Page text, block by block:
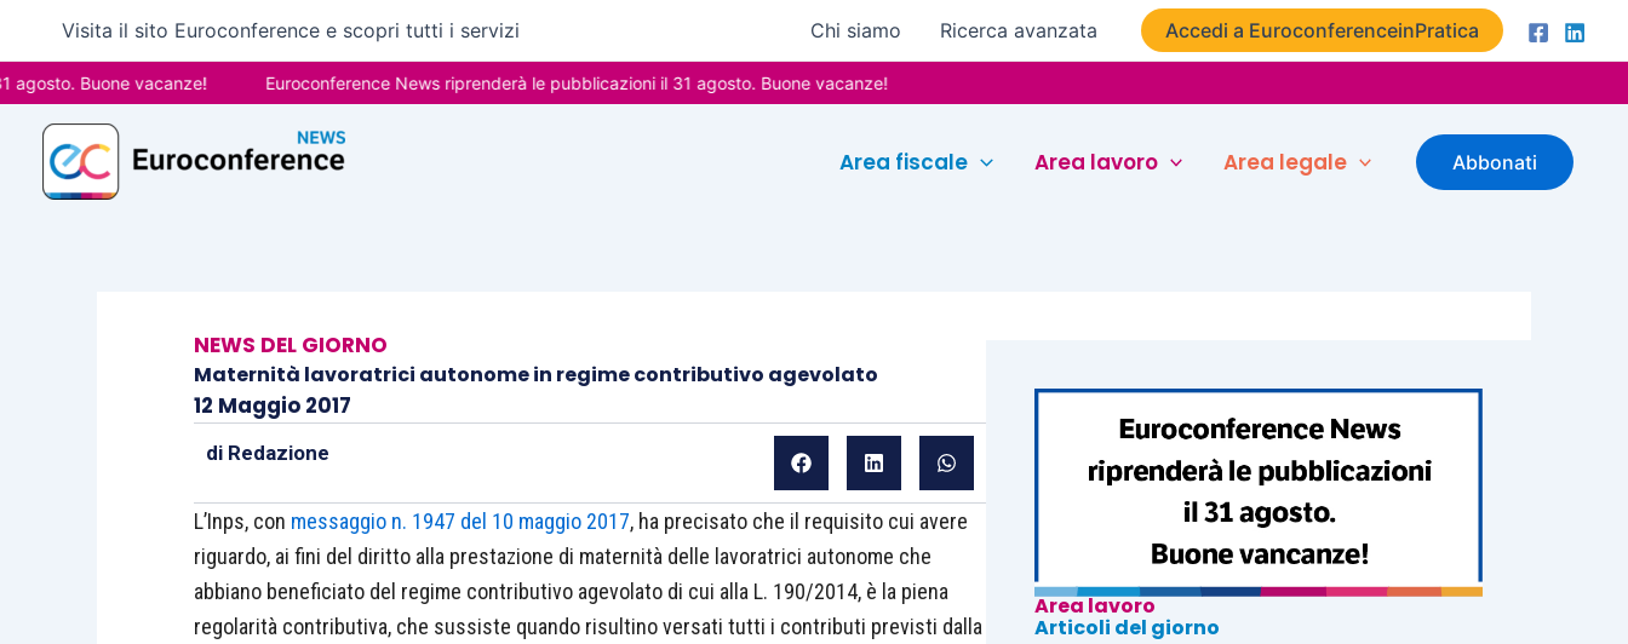
contenuto
Visita il sito Euroconference e scopri tutti i servizi Chi siamo Ricerca avanzata Accedi a EuroconferenceinPratica
Buone vacanze! Euroconference News riprenderà le pubblicazioni il 31 agosto. Buone vacanze!
Area fiscale Area lavoro Area legale Abbonati
NEWS DEL GIORNO
Maternità lavoratrici autonome in regime contributivo agevolato
12 Maggio 2017
di Redazione
L’Inps, con messaggio n. 1947 del 10 maggio 2017, ha precisato che il requisito cui avere
riguardo, ai fini del diritto alla prestazione di maternità delle lavoratrici autonome che
abbiano beneficiato del regime contributivo agevolato di cui alla L. 190/2014, è la piena
regolarità contributiva, che sussiste quando risultino versati tutti i contributi previsti dalla
Area lavoro
Articoli del giorno